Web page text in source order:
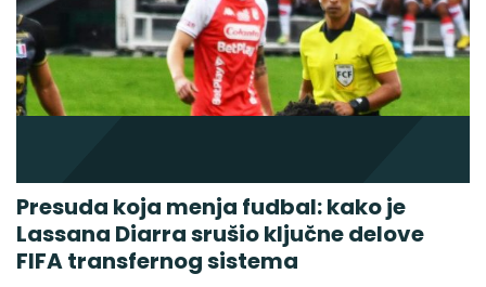
Presuda koja menja fudbal: kako je
Lassana Diarra srušio ključne delove
FIFA transfernog sistema